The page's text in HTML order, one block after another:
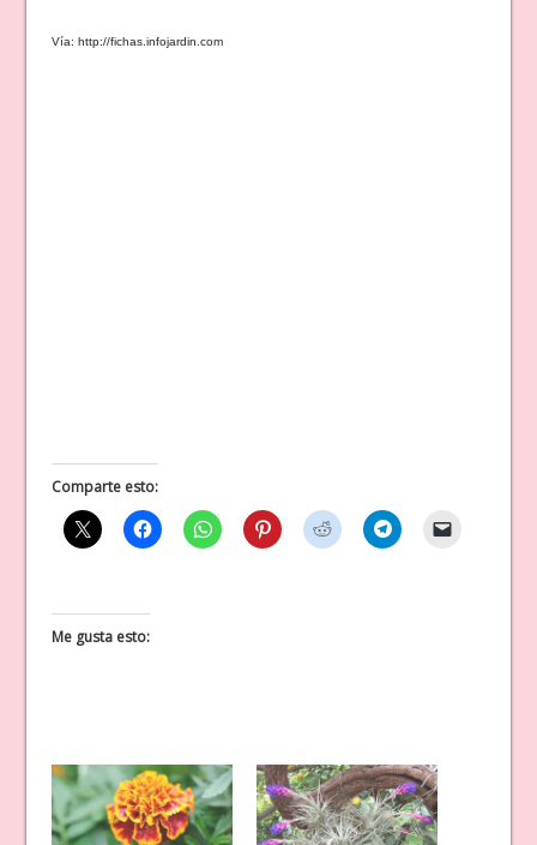
Vía: http://fichas.infojardin.com
Comparte esto:
Me gusta esto: